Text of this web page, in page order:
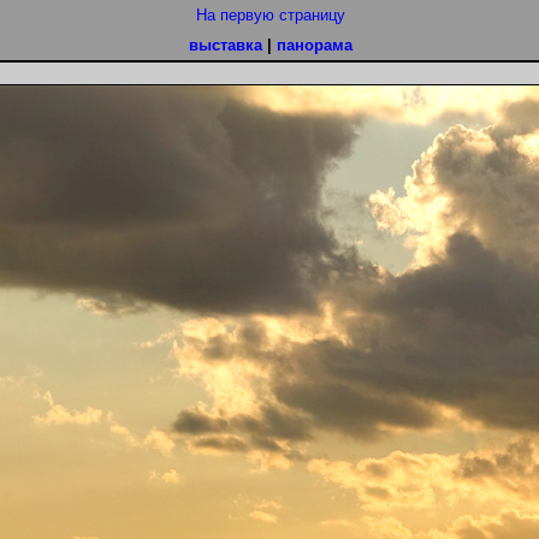
На первую страницу
выставка| панорама